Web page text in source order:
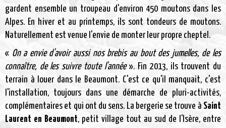
gardent ensemble un troupeau d'environ 450 moutons dans les
Alpes. En hiver et au printemps, ils sont tondeurs de moutons.
Naturellement est venue l'envie de monter leur propre cheptel.
« On a envie d'avoir aussi nos brebis au bout des jumelles, de les
connaître, de les suivre toute l'année». Fin 2013, ils trouvent du
terrain à louer dans le Beaumont. C'est ce qu'il manquait, c'est
l'installation, toujours dans une démarche de pluri-activités,
complémentaires et qui ont du sens. La bergerie se trouve à Saint
Laurent en Beaumont, petit village tout au sud de l'Isère, entre